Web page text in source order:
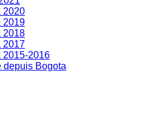
2020
2019
2018
2017
2015-2016
depuis Bogota